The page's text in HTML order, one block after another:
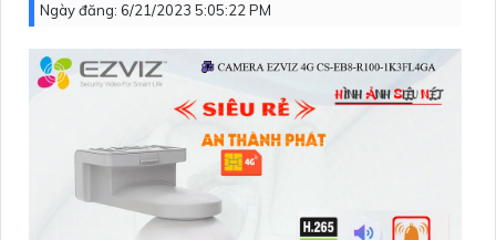
Ngày đăng: 6/21/2023 5:05:22 PM